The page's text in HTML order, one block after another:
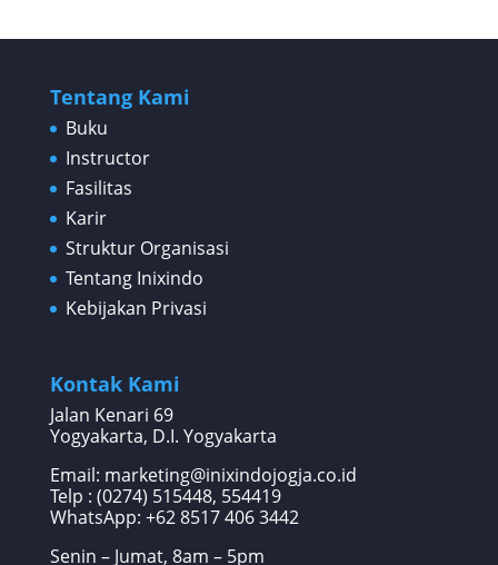
Tentang Kami
Buku
Instructor
Fasilitas
Karir
Struktur Organisasi
Tentang Inixindo
Kebijakan Privasi
Kontak Kami
Jalan Kenari 69
Yogyakarta, D.I. Yogyakarta
Email: marketing@inixindojogja.co.id
Telp : (0274) 515448, 554419
WhatsApp: +62 8517 406 3442
Senin – Jumat, 8am – 5pm